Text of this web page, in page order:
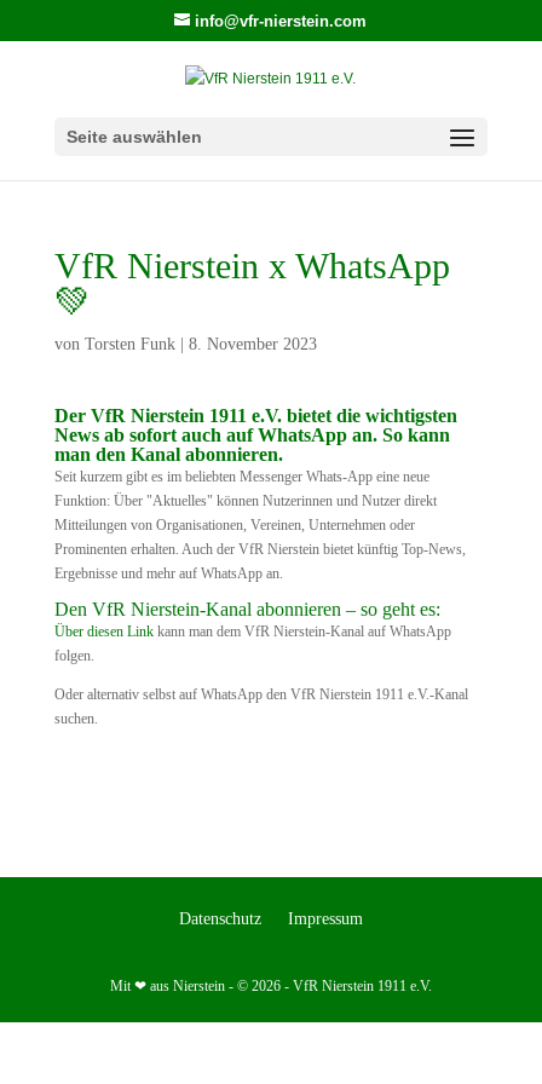
info@vfr-nierstein.com
Seite auswählen
VfR Nierstein x WhatsApp
💚
von Torsten Funk| 8. November 2023
Der VfR Nierstein 1911 e.V. bietet die wichtigsten
News ab sofort auch auf WhatsApp an. So kann
man den Kanal abonnieren.
Seit kurzem gibt es im beliebten Messenger Whats-App eine neue
Funktion: Über "Aktuelles" können Nutzerinnen und Nutzer direkt
Mitteilungen von Organisationen, Vereinen, Unternehmen oder
Prominenten erhalten. Auch der VfR Nierstein bietet künftig Top-News,
Ergebnisse und mehr auf WhatsApp an.
Den VfR Nierstein-Kanal abonnieren – so geht es:
Über diesen Linkkann man dem VfR Nierstein-Kanal auf WhatsApp
folgen.
Oder alternativ selbst auf WhatsApp den VfR Nierstein 1911 e.V.-Kanal
suchen.
Datenschutz Impressum
Mit ❤ aus Nierstein - © 2026 - VfR Nierstein 1911 e.V.